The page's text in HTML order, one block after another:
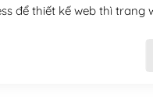
để thiết kế web thì